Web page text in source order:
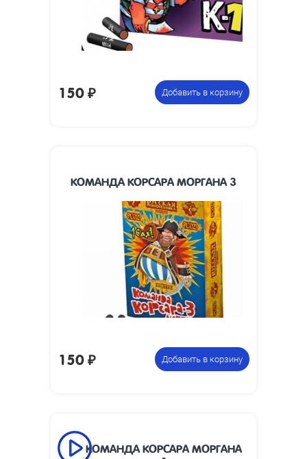
Вес упаковки,
Цена указана
12 коробочек по 60 петард,
150₽ Добавить в корзину
КОМАНДА КОРСАРА МОРГАНА 3
Цена указана
за фасовку:
10 коробочек по 10 петард ,
всего 100 петард
150₽ Добавить в корзину
КОМАНДА КОРСАРА МОРГАНА